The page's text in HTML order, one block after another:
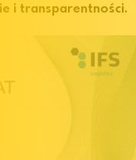
i transparentności.